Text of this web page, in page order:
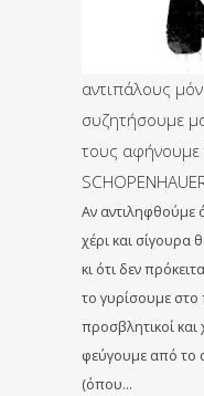
αντιπάλους
συζητήσουμε
τους αφήνουμε
Αν αντιληφθούμε
χέρι και σίγουρα
κι ότι δεν
το γυρίσουμε στο
προσβλητικοί
φεύγουμε από το
(όπου…